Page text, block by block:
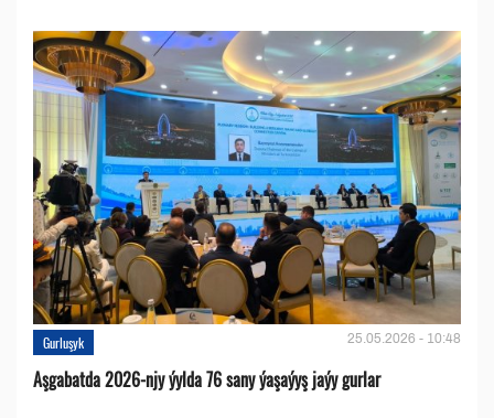
Gurluşyk 25.05.2026 - 10:48
Aşgabatda 2026-njy ýylda 76 sany ýaşaýyş jaýy gurlar